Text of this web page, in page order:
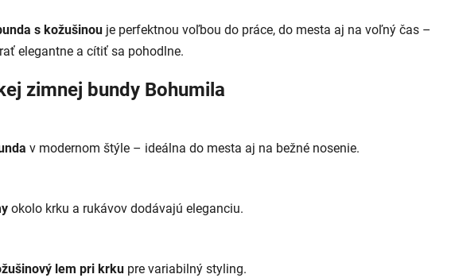
s kožušinou je perfektnou voľbou do práce, do mesta aj na voľný čas –
elegantne a cítiť sa pohodlne.
zimnej bundy Bohumila
v modernom štýle – ideálna do mesta aj na bežné nosenie.
okolo krku a rukávov dodávajú eleganciu.
lem pri krku pre variabilný styling.